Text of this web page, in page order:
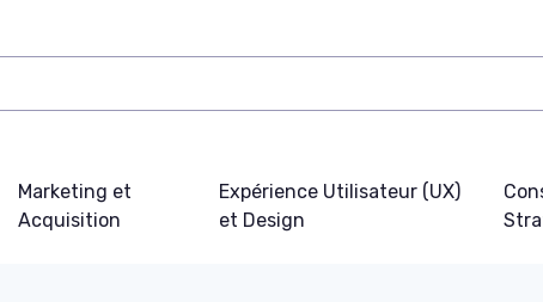
Marketing et
Acquisition
Expérience Utilisateur (UX)
et Design